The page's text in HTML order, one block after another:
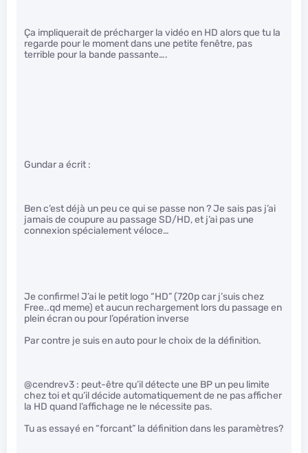
Ça impliquerait de précharger la vidéo en HD alors que tu la
regarde pour le moment dans une petite fenêtre, pas
terrible pour la bande passante….
Gundar a écrit :
Ben c’est déjà un peu ce qui se passe non ? Je sais pas j’ai
jamais de coupure au passage SD/HD, et j’ai pas une
connexion spécialement véloce…
Je confirme! J’ai le petit logo “HD” (720p car j’suis chez
Free..qd meme) et aucun rechargement lors du passage en
plein écran ou pour l’opération inverse
Par contre je suis en auto pour le choix de la définition.
@cendrev3 : peut-être qu’il détecte une BP un peu limite
chez toi et qu’il décide automatiquement de ne pas afficher
la HD quand l’affichage ne le nécessite pas.
Tu as essayé en “forcant” la définition dans les paramètres?